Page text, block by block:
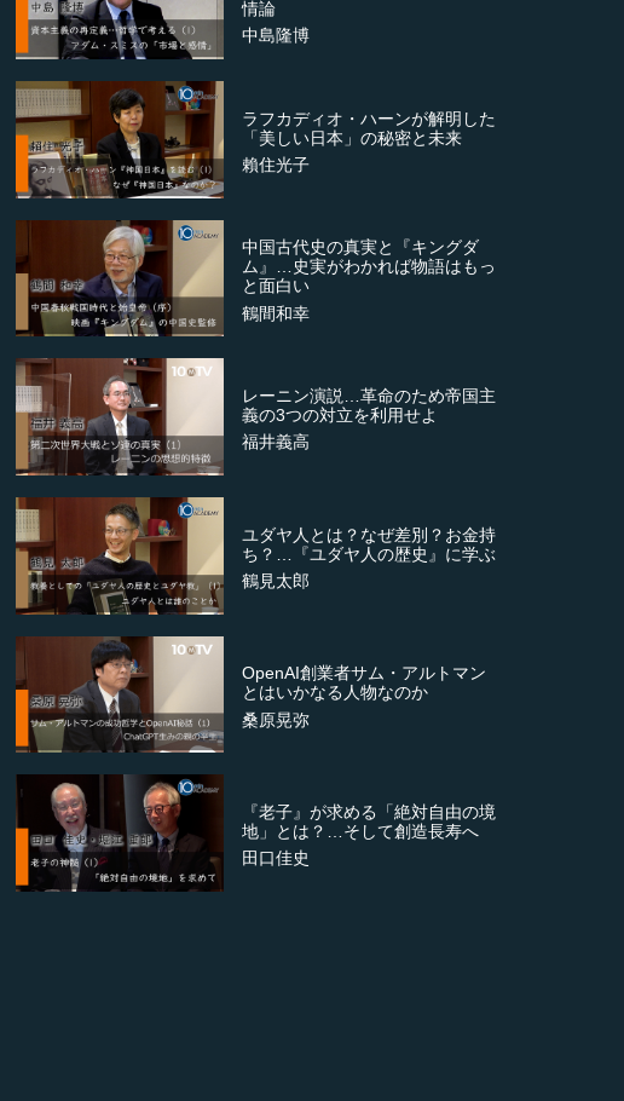
情論
中島隆博
ラフカディオ・ハーンが解明した
「美しい日本」の秘密と未来
賴住光子
中国古代史の真実と『キングダ
ム』…史実がわかれば物語はもっ
と面白い
鶴間和幸
レーニン演説…革命のため帝国主
義の3つの対立を利用せよ
福井義高
ユダヤ人とは？なぜ差別？お金持
ち？…『ユダヤ人の歴史』に学ぶ
鶴見太郎
OpenAI創業者サム・アルトマン
とはいかなる人物なのか
桑原晃弥
『老子』が求める「絶対自由の境
地」とは？…そして創造長寿へ
田口佳史